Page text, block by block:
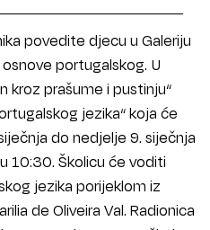
povedite djecu u Galeriju
osnove portugalskog. U
kroz prašume i pustinju“
jezika“ koja će
do nedjelje 9. siječnja
10:30. Školicu će voditi
jezika porijeklom iz
de Oliveira Val. Radionica